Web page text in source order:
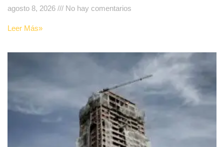
agosto 8, 2026
No hay comentarios
Leer Más»